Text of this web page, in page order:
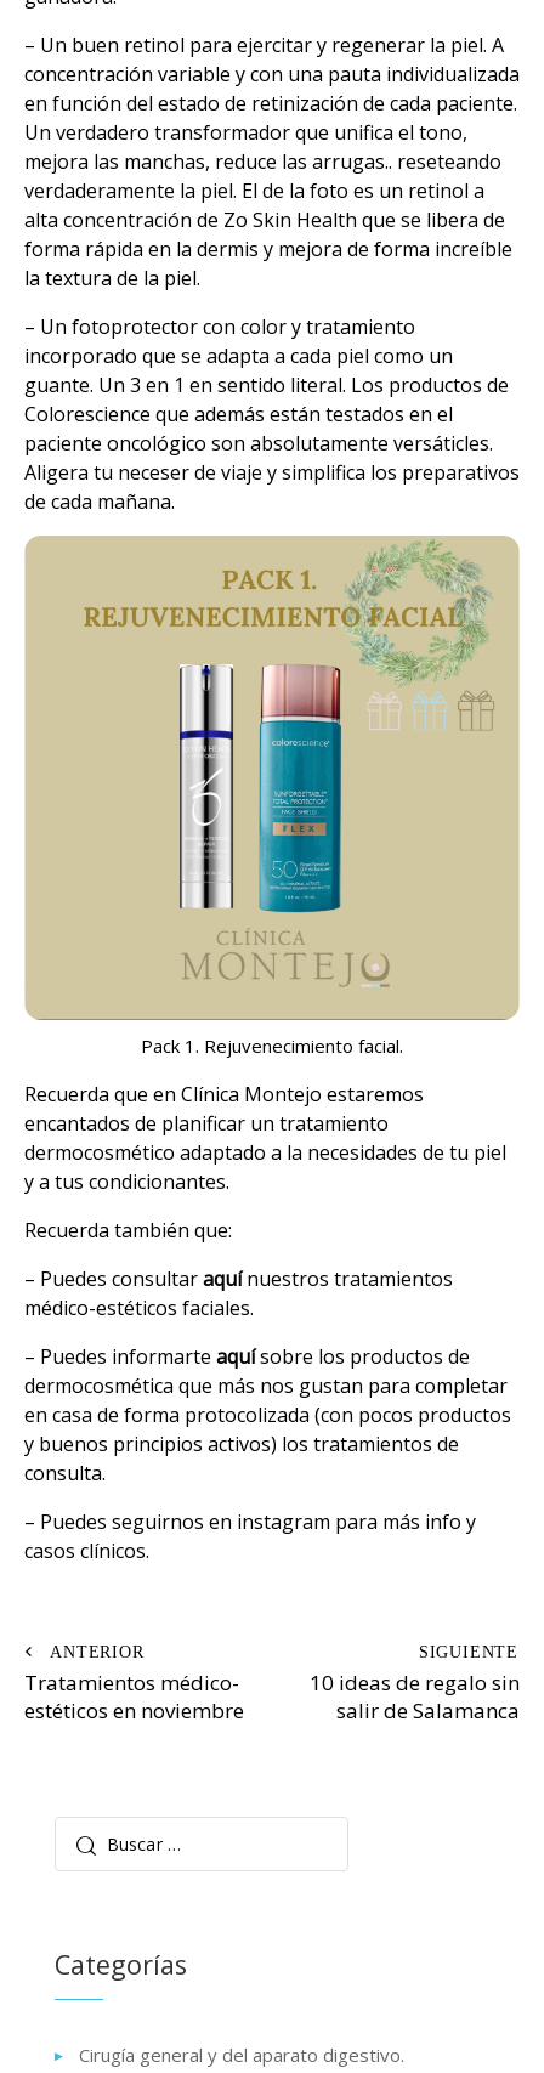
– Un buen retinol para ejercitar y regenerar la piel. A
concentración variable y con una pauta individualizada
en función del estado de retinización de cada paciente.
Un verdadero transformador que unifica el tono,
mejora las manchas, reduce las arrugas.. reseteando
verdaderamente la piel. El de la foto es un retinol a
alta concentración de Zo Skin Health que se libera de
forma rápida en la dermis y mejora de forma increíble
la textura de la piel.
– Un fotoprotector con color y tratamiento
incorporado que se adapta a cada piel como un
guante. Un 3 en 1 en sentido literal. Los productos de
Colorescience que además están testados en el
paciente oncológico son absolutamente versáticles.
Aligera tu neceser de viaje y simplifica los preparativos
de cada mañana.
Pack 1. Rejuvenecimiento facial.
Recuerda que en Clínica Montejo estaremos
encantados de planificar un tratamiento
dermocosmético adaptado a la necesidades de tu piel
y a tus condicionantes.
Recuerda también que:
– Puedes consultaraquínuestros tratamientos
médico-estéticos faciales.
– Puedes informarte aquísobre los productos de
dermocosmética que más nos gustan para completar
en casa de forma protocolizada (con pocos productos
y buenos principios activos) los tratamientos de
consulta.
– Puedes seguirnos en instagram para más info y
casos clínicos.
Navegación
de
entradas
Tratamientos médico-
estéticos en noviembre
10 ideas de regalo sin
salir de Salamanca
Buscar:
Categorías
Cirugía general y del aparato digestivo.